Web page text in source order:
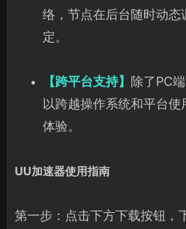
络，节点在后台随时动态
定。
【跨平台支持】 除了PC
以跨越操作系统和平台
体验。
UU加速器使用指南
第一步：点击下方下载按钮，